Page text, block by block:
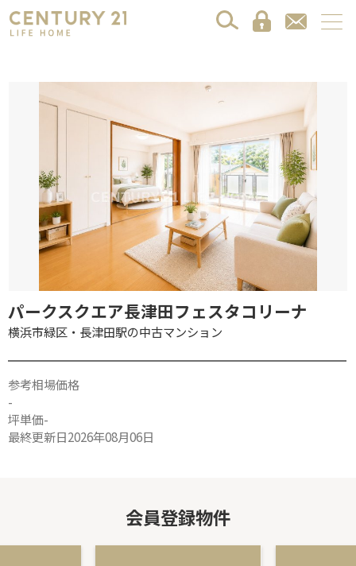
パークスクエア長津田フェスタコリーナ
横浜市緑区・長津田駅の中古マンション
参考相場価格
-
坪単価-
最終更新日2026年08月06日
会員登録物件